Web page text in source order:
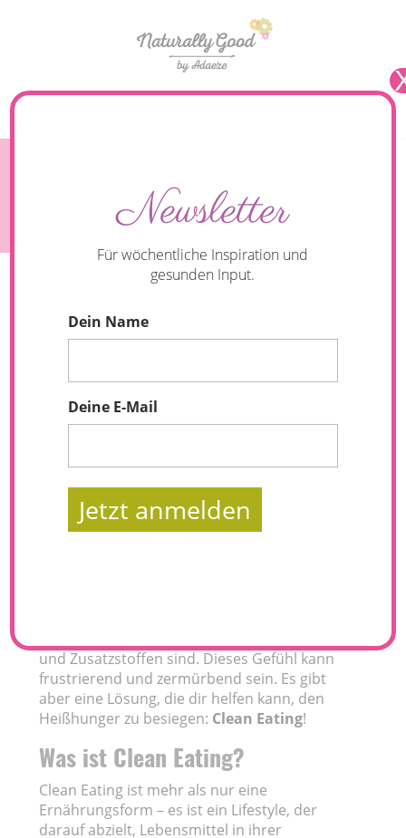
Schlüssel zu langanhaltender Sättigung
und Zusatzstoffen sind. Dieses Gefühl kann
frustrierend und zermürbend sein. Es gibt
aber eine Lösung, die dir helfen kann, den
Heißhunger zu besiegen: Clean Eating!
Was ist Clean Eating?
Clean Eating ist mehr als nur eine
Ernährungsform – es ist ein Lifestyle, der
darauf abzielt, Lebensmittel in ihrer
Newsletter
Für wöchentliche Inspiration und
gesunden Input.
Dein Name
Deine E-Mail
Jetzt anmelden